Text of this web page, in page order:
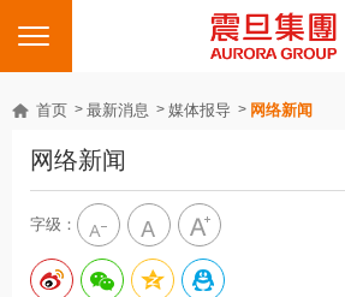
首页 最新消息 媒体报导 网络新闻
网络新闻
字级：